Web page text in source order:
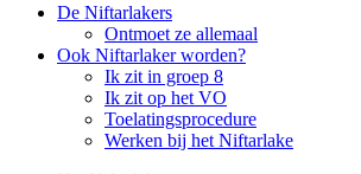
De Niftarlakers
Ontmoet ze allemaal
Ook Niftarlaker worden?
Ik zit in groep 8
Ik zit op het VO
Toelatingsprocedure
Werken bij het Niftarlake